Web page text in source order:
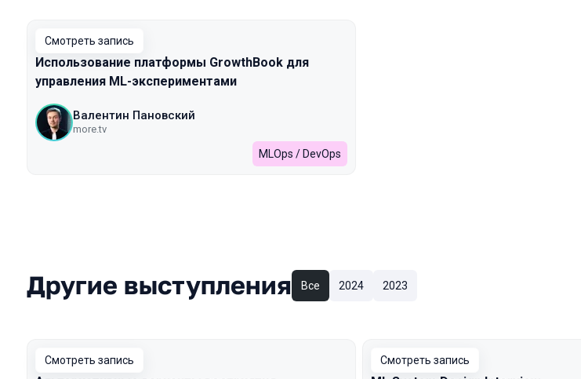
Смотреть запись
Использование платформы GrowthBook для
управления ML-экспериментами
Валентин Пановский
more.tv
MLOps / DevOps
Другие выступления Все 2024 2023
Смотреть запись Смотреть запись